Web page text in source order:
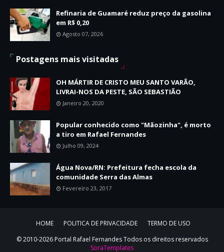
Refinaria de Guamaré reduz preço da gasolina
em R$ 0,20
Agosto 07, 2026
Postagens mais visitadas
OH MÁRTIR DE CRISTO MEU SANTO VARÃO,
LIVRAI-NOS DA PESTE, SÃO SEBASTIÃO
Janeiro 20, 2020
Popular conhecido como "Mãozinha", é morto
a tiro em Rafael Fernandes
Julho 09, 2024
Água Nova/RN: Prefeitura fecha escola da
comunidade Serra das Almas
Fevereiro 23, 2017
HOME POLITICA DE PRIVACIDADE
TERMO DE USO
© 2010-2026 Portal Rafael Fernandes Todos os direitos reservados
SoraTemplates